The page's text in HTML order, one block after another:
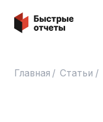
Быстрые отчеты
Главная / Статьи /